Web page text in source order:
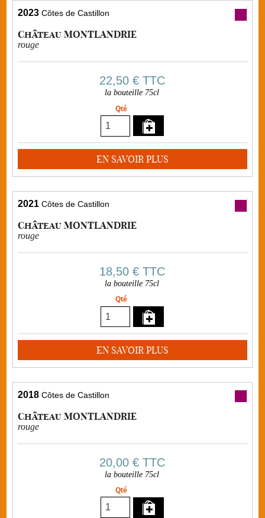
2023 Côtes de Castillon
Château MONTLANDRIE
rouge
22,50 €TTC
la bouteille 75cl
Qté
EN SAVOIR PLUS
2021 Côtes de Castillon
Château MONTLANDRIE
rouge
18,50 €TTC
la bouteille 75cl
Qté
EN SAVOIR PLUS
2018 Côtes de Castillon
Château MONTLANDRIE
rouge
20,00 €TTC
la bouteille 75cl
Qté